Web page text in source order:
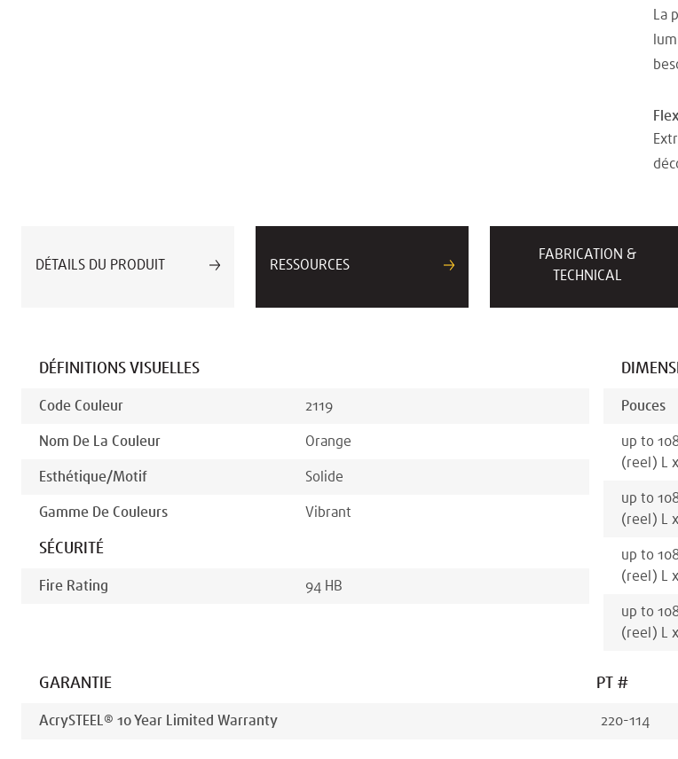
DÉTAILS DU PRODUIT RESSOURCES
FABRICATION &
TECHNICAL
DÉFINITIONS VISUELLES
Code Couleur 2119
Nom De La Couleur Orange
Esthétique/motif Solide
Gamme De Couleurs Vibrant
SÉCURITÉ
Fire Rating 94 HB
Pouces
up to
(reel) L x
up to
(reel) L x
up to
(reel) L x
up to
(reel) L x
GARANTIE PT #
AcrySTEEL® 10 Year Limited Warranty 220-114